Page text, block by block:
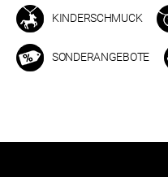
KINDERSCHMUCK
SONDERANGEBOTE